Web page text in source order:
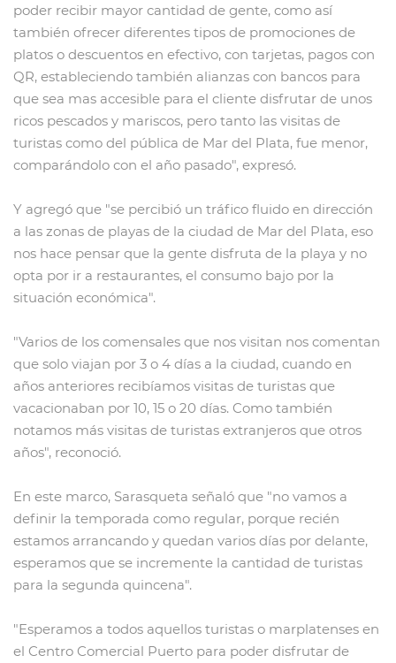
poder recibir mayor cantidad de gente, como así
también ofrecer diferentes tipos de promociones de
platos o descuentos en efectivo, con tarjetas, pagos con
QR, estableciendo también alianzas con bancos para
que sea mas accesible para el cliente disfrutar de unos
ricos pescados y mariscos, pero tanto las visitas de
turistas como del pública de Mar del Plata, fue menor,
comparándolo con el año pasado", expresó.
Y agregó que "se percibió un tráfico fluido en dirección
a las zonas de playas de la ciudad de Mar del Plata, eso
nos hace pensar que la gente disfruta de la playa y no
opta por ir a restaurantes, el consumo bajo por la
situación económica".
"Varios de los comensales que nos visitan nos comentan
que solo viajan por 3 o 4 días a la ciudad, cuando en
años anteriores recibíamos visitas de turistas que
vacacionaban por 10, 15 o 20 días. Como también
notamos más visitas de turistas extranjeros que otros
años", reconoció.
En este marco, Sarasqueta señaló que "no vamos a
definir la temporada como regular, porque recién
estamos arrancando y quedan varios días por delante,
esperamos que se incremente la cantidad de turistas
para la segunda quincena".
"Esperamos a todos aquellos turistas o marplatenses en
el Centro Comercial Puerto para poder disfrutar de